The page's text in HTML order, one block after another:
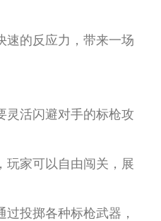
速的反应力，带来一场
灵活闪避对手的标枪攻
玩家可以自由闯关，展
投掷各种标枪武器，